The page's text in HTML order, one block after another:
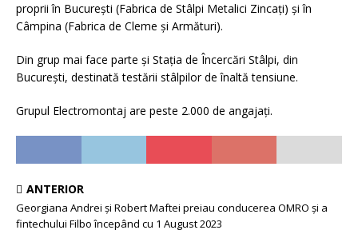
proprii în Bucureşti (Fabrica de Stâlpi Metalici Zincați) şi în
Câmpina (Fabrica de Cleme și Armături).
Din grup mai face parte și Stația de Încercări Stâlpi, din
București, destinată testării stâlpilor de înaltă tensiune.
Grupul Electromontaj are peste 2.000 de angajați.
ANTERIOR
Georgiana Andrei și Robert Maftei preiau conducerea OMRO și a
fintechului Filbo începând cu 1 August 2023